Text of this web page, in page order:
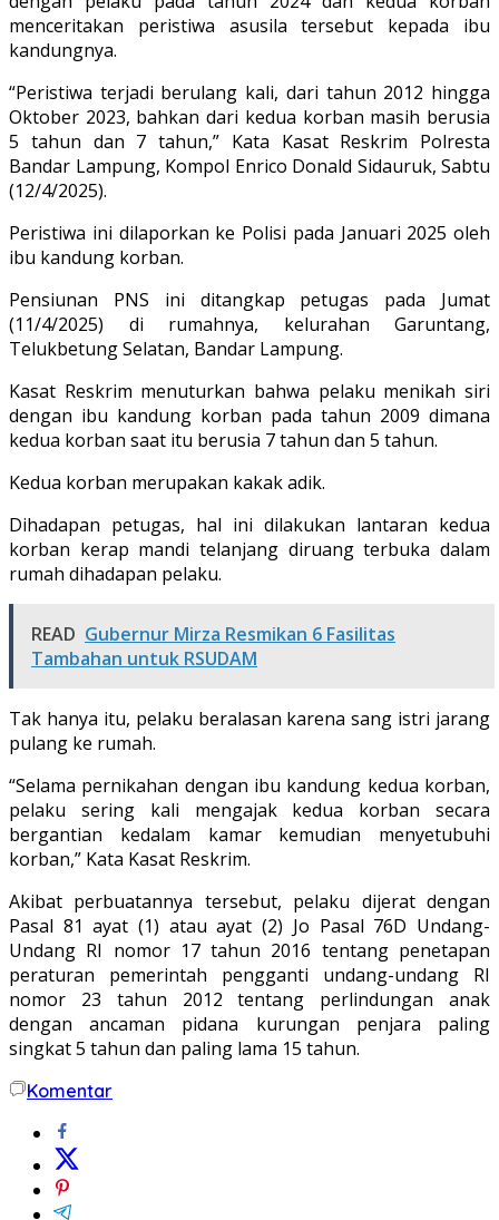
menceritakan peristiwa asusila tersebut kepada ibu
kandungnya.
“Peristiwa terjadi berulang kali, dari tahun 2012 hingga
Oktober 2023, bahkan dari kedua korban masih berusia
5 tahun dan 7 tahun,” Kata Kasat Reskrim Polresta
Bandar Lampung, Kompol Enrico Donald Sidauruk, Sabtu
(12/4/2025).
Peristiwa ini dilaporkan ke Polisi pada Januari 2025 oleh
ibu kandung korban.
Pensiunan PNS ini ditangkap petugas pada Jumat
(11/4/2025) di rumahnya, kelurahan Garuntang,
Telukbetung Selatan, Bandar Lampung.
Kasat Reskrim menuturkan bahwa pelaku menikah siri
dengan ibu kandung korban pada tahun 2009 dimana
kedua korban saat itu berusia 7 tahun dan 5 tahun.
Kedua korban merupakan kakak adik.
Dihadapan petugas, hal ini dilakukan lantaran kedua
korban kerap mandi telanjang diruang terbuka dalam
rumah dihadapan pelaku.
READ Gubernur Mirza Resmikan 6 Fasilitas
Tambahan untuk RSUDAM
Tak hanya itu, pelaku beralasan karena sang istri jarang
pulang ke rumah.
“Selama pernikahan dengan ibu kandung kedua korban,
pelaku sering kali mengajak kedua korban secara
bergantian kedalam kamar kemudian menyetubuhi
korban,” Kata Kasat Reskrim.
Akibat perbuatannya tersebut, pelaku dijerat dengan
Pasal 81 ayat (1) atau ayat (2) Jo Pasal 76D Undang-
Undang RI nomor 17 tahun 2016 tentang penetapan
peraturan pemerintah pengganti undang-undang RI
nomor 23 tahun 2012 tentang perlindungan anak
dengan ancaman pidana kurungan penjara paling
singkat 5 tahun dan paling lama 15 tahun.
Komentar